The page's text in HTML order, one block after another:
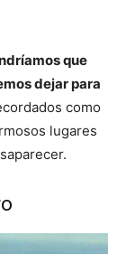
que
dejar para
como
lugares